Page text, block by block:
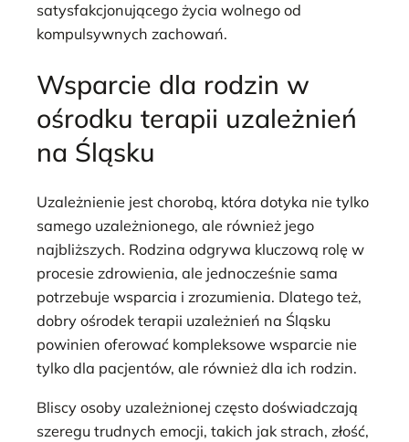
satysfakcjonującego życia wolnego od
kompulsywnych zachowań.
Wsparcie dla rodzin w
ośrodku terapii uzależnień
na Śląsku
Uzależnienie jest chorobą, która dotyka nie tylko
samego uzależnionego, ale również jego
najbliższych. Rodzina odgrywa kluczową rolę w
procesie zdrowienia, ale jednocześnie sama
potrzebuje wsparcia i zrozumienia. Dlatego też,
dobry ośrodek terapii uzależnień na Śląsku
powinien oferować kompleksowe wsparcie nie
tylko dla pacjentów, ale również dla ich rodzin.
Bliscy osoby uzależnionej często doświadczają
szeregu trudnych emocji, takich jak strach, złość,